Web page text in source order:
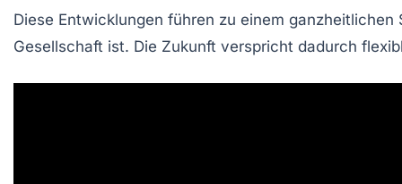
Diese Entwicklungen führen zu einem
Gesellschaft ist. Die Zukunft verspricht dadurch